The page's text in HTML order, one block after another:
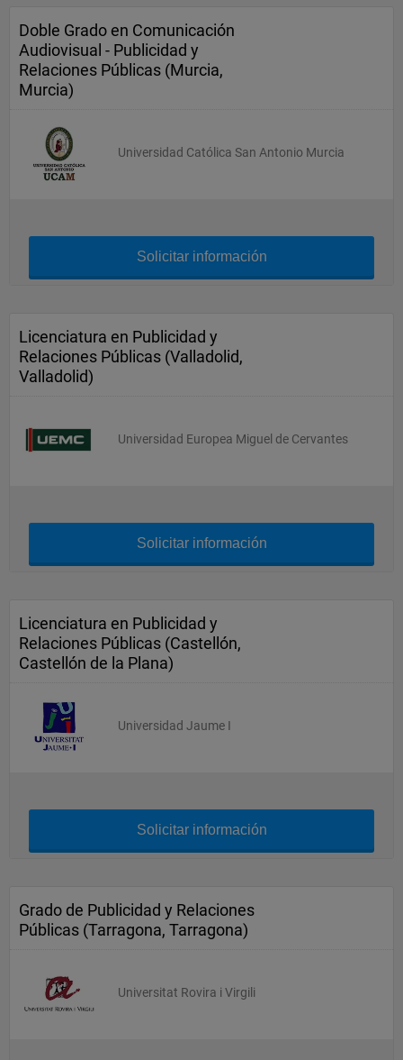
Doble Grado en Comunicación
Audiovisual - Publicidad y
Relaciones Públicas (Murcia,
Murcia)
Universidad Católica San Antonio Murcia
Solicitar información
Licenciatura en Publicidad y
Relaciones Públicas (Valladolid,
Valladolid)
Universidad Europea Miguel de Cervantes
Solicitar información
Licenciatura en Publicidad y
Relaciones Públicas (Castellón,
Castellón de la Plana)
Universidad Jaume I
Solicitar información
Grado de Publicidad y Relaciones
Públicas (Tarragona, Tarragona)
Universitat Rovira i Virgili